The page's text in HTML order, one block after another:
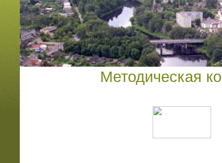
Методическая